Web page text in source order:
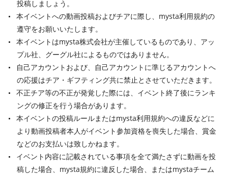
投稿しましょう。
本イベントへの動画投稿およびチアに際し、mysta利用規約の
遵守をお願いいたします。
本イベントはmysta株式会社が主催しているものであり、アッ
プル社、グーグル社によるものではありません。
自己アカウントおよび、自己アカウントに準じるアカウントへ
の応援はチア・ギフティング共に禁止とさせていただきます。
不正チア等の不正が発覚した際には、イベント終了後にランキ
ングの修正を行う場合があります。
本イベントの投稿ルールまたはmysta利用規約への違反などに
より動画投稿者本人がイベント参加資格を喪失した場合、賞金
などのお支払いは致しかねます。
イベント内容に記載されている事項を全て満たさずに動画を投
稿した場合、mysta規約に違反した場合、またはmystaチーム